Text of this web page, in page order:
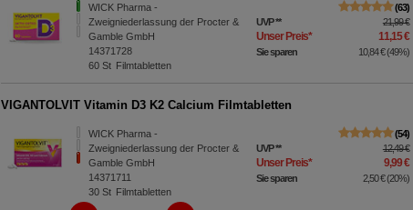
WICK Pharma -
Zweigniederlassung der Procter &
Gamble GmbH
14371728
60St Filmtabletten
63
UVP** 21,99 €
Unser Preis* 11,15 €
Sie sparen 10,84 €(49%)
VIGANTOLVIT Vitamin D3 K2 Calcium Filmtabletten
WICK Pharma -
Zweigniederlassung der Procter &
Gamble GmbH
14371711
30St Filmtabletten
54
UVP** 12,49 €
Unser Preis* 9,99 €
Sie sparen 2,50 €(20%)